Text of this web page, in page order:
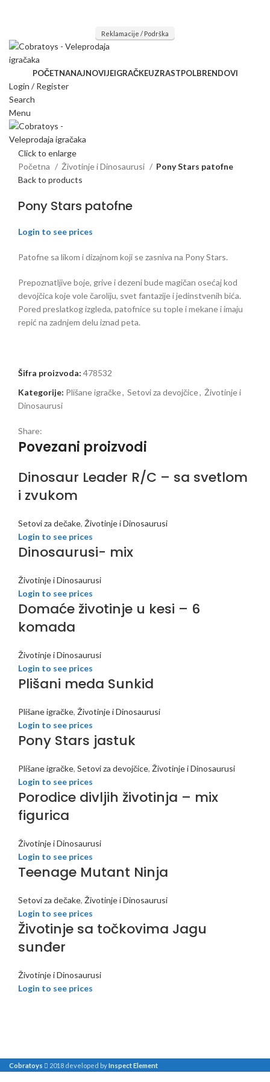
Reklamacije / Podrška
POČETNANAJNOVIJEIGRAČKEUZRASTPOLBRENDOVI
Login / Register
Search
Menu
Click to enlarge
Početna
Životinje i Dinosaurusi
Pony Stars patofne
Back to products
Pony Stars patofne
Login to see prices
Patofne sa likom i dizajnom koji se zasniva na Pony Stars.
Prepoznatljive boje, grive i dezeni bude magičan osećaj kod
devojčica koje vole čaroliju, svet fantazije i jedinstvenih bića.
Pored preslatkog izgleda, patofnice su tople i mekane i imaju
repić na zadnjem delu iznad peta.
Šifra proizvoda: 478532
Kategorije: Plišane igračke, Setovi za devojčice, Životinje i
Dinosaurusi
Share:
Povezani proizvodi
Dinosaur Leader R/C – sa svetlom
i zvukom
Setovi za dečake, Životinje i Dinosaurusi
Login to see prices
Dinosaurusi- mix
Životinje i Dinosaurusi
Login to see prices
Domaće životinje u kesi – 6
komada
Životinje i Dinosaurusi
Login to see prices
Plišani meda Sunkid
Plišane igračke, Životinje i Dinosaurusi
Login to see prices
Pony Stars jastuk
Plišane igračke, Setovi za devojčice, Životinje i Dinosaurusi
Login to see prices
Porodice divljih životinja – mix
figurica
Životinje i Dinosaurusi
Login to see prices
Teenage Mutant Ninja
Setovi za dečake, Životinje i Dinosaurusi
Login to see prices
Životinje sa točkovima Jagu
sunđer
Životinje i Dinosaurusi
Login to see prices
Cobratoys 2018 developed byInspect Element